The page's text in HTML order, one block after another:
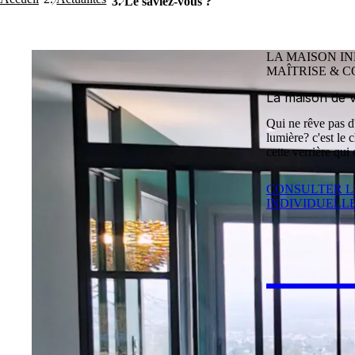
LA MAISON
MAÎTRISE &
La maison de
Qui ne rêve pas
lumière? c'est le
cette verrière qui
CONSULTER